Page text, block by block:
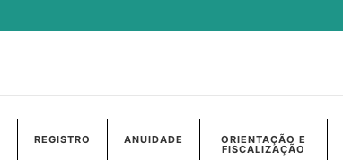
REGISTRO ANUIDADE ORIENTAÇÃO E
FISCALIZAÇÃO